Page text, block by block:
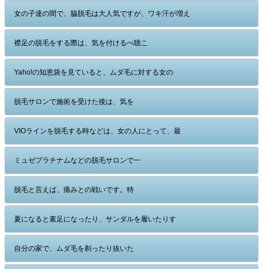
女の子達の間で、脇脱毛は大人気ですが、ワキ汗が増え
襟足の脱毛をする際は、気を付けるべ聴こ
Yaho!の知恵袋を見ていると、ムダ毛に対する女の
脱毛サロンで施術を受けた後は、気を
VIOラインを脱毛する時などは、女の人にとって、最
ミュゼプラチナムなどの脱毛サロンで一
脱毛と言えば、痛みとの戦いです。特
夏になると素足になったり、サンダルを履いたりす
自分の家で、ムダ毛を剃ったり抜いた